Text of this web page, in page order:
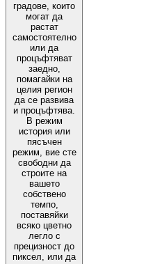
градове, които
могат да
растат
самостоятелно
или да
процъфтяват
заедно,
помагайки на
целия регион
да се развива
и процъфтява.
В режим
история или
пясъчен
режим, вие сте
свободни да
строите на
вашето
собствено
темпо,
поставяйки
всяко цветно
легло с
прецизност до
пиксел, или да